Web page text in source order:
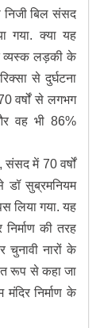
निजी बिल संसद
गया. क्या यह
व्यस्क लड़की के
से दुर्घटना
वर्षों से लगभग
वह भी 86%
में 70 वर्षों
सुब्रमनियम
लिया गया. यह
की तरह
चुनावी नारों के
रूप से कहा जा
निर्माण के